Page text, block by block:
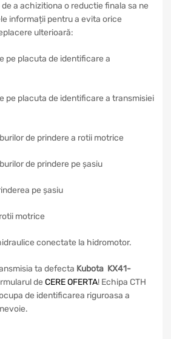
a achizitiona o reductie finala sa ne
informații pentru a evita orice
ulterioară:
pe placuta de identificare a
pe placuta de identificare a transmisiei
de prindere a rotii motrice
de prindere pe șasiu
pe șasiu
motrice
conectate la hidromotor.
ta defecta Kubota KX41-
de CERE OFERTA! Echipa CTH
de identificarea riguroasa a